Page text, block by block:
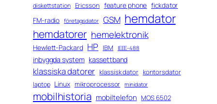
diskettstation Ericsson feature phone fickdator
FM-radio
företagsdator GSM hemdator
hemdatorer hemelektronik
Hewlett-Packard HP IBM IEEE-488
inbyggda system kassettband
klassiska datorer klassisk dator kontorsdator
laptop Linux mikroprocessor minidator
mobilhistoria mobiltelefon MOS 6502